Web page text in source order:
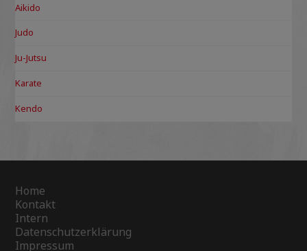
Aikido
Judo
Ju-Jutsu
Karate
Kendo
Home
Kontakt
Intern
Datenschutzerklärung
Impressum